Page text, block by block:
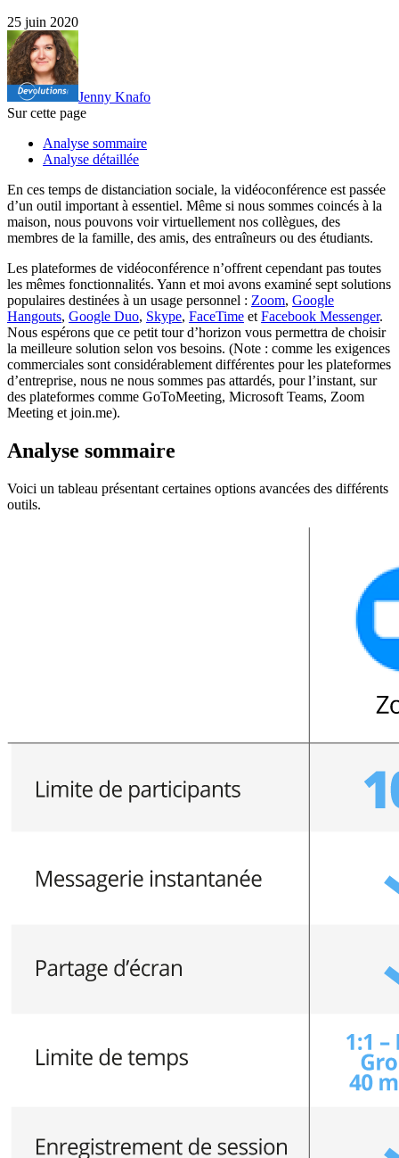
25 juin 2020
Jenny Knafo
Sur cette page
Analyse sommaire
Analyse détaillée
En ces temps de distanciation sociale, la vidéoconférence est passée
d’un outil important à essentiel. Même si nous sommes coincés à la
maison, nous pouvons voir virtuellement nos collègues, des
membres de la famille, des amis, des entraîneurs ou des étudiants.
Les plateformes de vidéoconférence n’offrent cependant pas toutes
les mêmes fonctionnalités. Yann et moi avons examiné sept solutions
populaires destinées à un usage personnel : Zoom, Google
Hangouts, Google Duo, Skype, FaceTime et Facebook Messenger.
Nous espérons que ce petit tour d’horizon vous permettra de choisir
la meilleure solution selon vos besoins. (Note : comme les exigences
commerciales sont considérablement différentes pour les plateformes
d’entreprise, nous ne nous sommes pas attardés, pour l’instant, sur
des plateformes comme GoToMeeting, Microsoft Teams, Zoom
Meeting et join.me).
Analyse sommaire
Voici un tableau présentant certaines options avancées des différents
outils.